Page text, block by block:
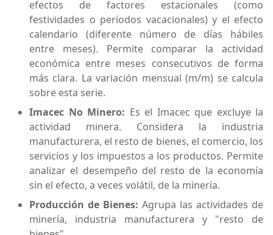
efectos de factores estacionales (como
festividades o períodos vacacionales) y el efecto
calendario (diferente número de días hábiles
entre meses). Permite comparar la actividad
económica entre meses consecutivos de forma
más clara. La variación mensual (m/m) se calcula
sobre esta serie.
Imacec No Minero: Es el Imacec que excluye la
actividad minera. Considera la industria
manufacturera, el resto de bienes, el comercio, los
servicios y los impuestos a los productos. Permite
analizar el desempeño del resto de la economía
sin el efecto, a veces volátil, de la minería.
Producción de Bienes: Agrupa las actividades de
minería, industria manufacturera y "resto de